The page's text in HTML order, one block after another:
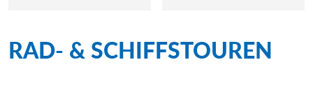
RAD- & SCHIFFSTOUREN